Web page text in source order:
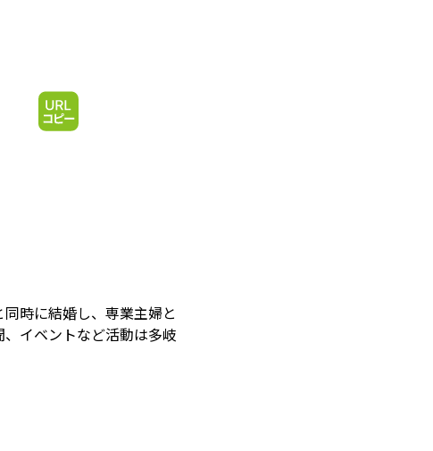
時に結婚し、専業主婦と
イベントなど活動は多岐